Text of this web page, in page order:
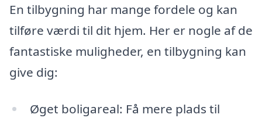
En tilbygning har mange fordele og kan
tilføre værdi til dit hjem. Her er nogle af de
fantastiske muligheder, en tilbygning kan
give dig:
Øget boligareal: Få mere plads til